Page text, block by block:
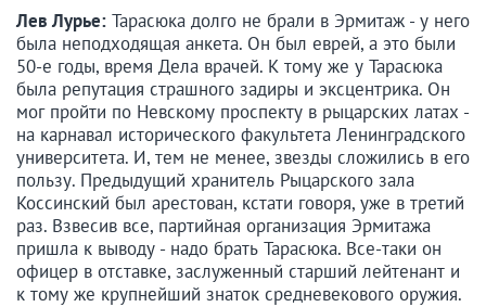
Лев Лурье: Тарасюка долго не брали в Эрмитаж - у него
была неподходящая анкета. Он был еврей, а это были
50-е годы, время Дела врачей. К тому же у Тарасюка
была репутация страшного задиры и эксцентрика. Он
мог пройти по Невскому проспекту в рыцарских латах -
на карнавал исторического факультета Ленинградского
университета. И, тем не менее, звезды сложились в его
пользу. Предыдущий хранитель Рыцарского зала
Коссинский был арестован, кстати говоря, уже в третий
раз. Взвесив все, партийная организация Эрмитажа
пришла к выводу - надо брать Тарасюка. Все-таки он
офицер в отставке, заслуженный старший лейтенант и
к тому же крупнейший знаток средневекового оружия.